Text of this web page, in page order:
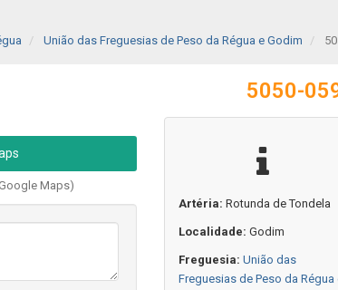
União das Freguesias de Peso da Régua e Godim
5050-
Maps)
Artéria: Rotunda de Tondela
Localidade: Godim
Freguesia: União das
Freguesias de Peso da Régua